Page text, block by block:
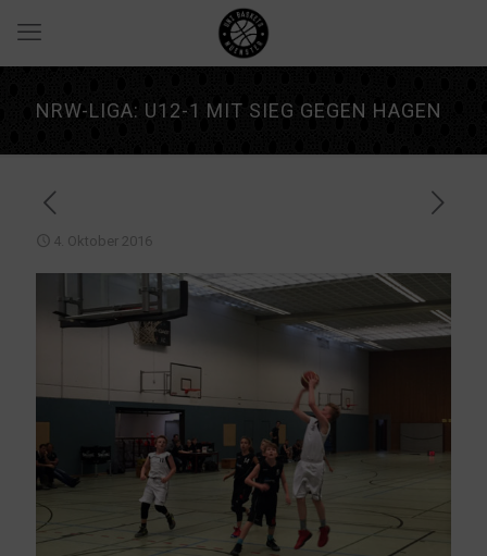
NRW-LIGA: U12-1 MIT SIEG GEGEN HAGEN
4. Oktober 2016